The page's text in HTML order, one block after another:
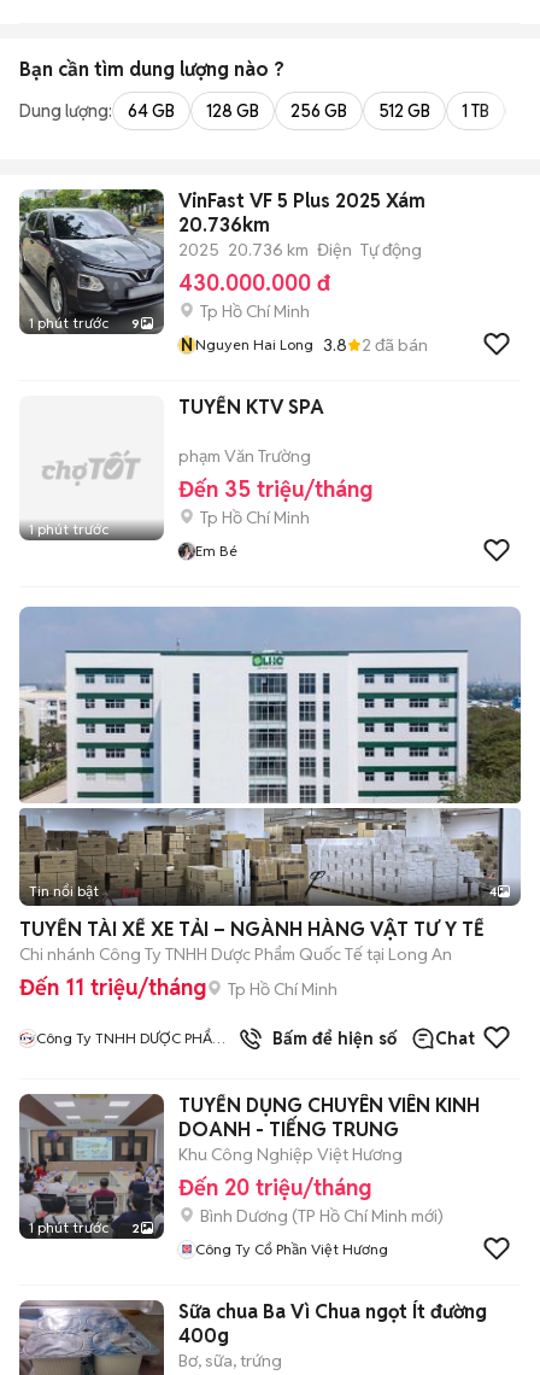
Bạn cần tìm dung lượng nào ?
Dung lượng: 64 GB 128 GB 256 GB 512 GB 1 TB
1 phút trước 9
VinFast VF 5 Plus 2025 Xám
20.736km
2025 20.736 km Điện Tự động
430.000.000 đ
Tp Hồ Chí Minh
NNguyen Hai Long 3.8 2 đã bán
1 phút trước
TUYỂN KTV SPA
phạm Văn Trường
Đến 35 triệu/tháng
Tp Hồ Chí Minh
Em Bé
Tin nổi bật 4
TUYỂN TÀI XẾ XE TẢI – NGÀNH HÀNG VẬT TƯ Y TẾ
Chi nhánh Công Ty TNHH Dược Phẩm Quốc Tế tại Long An
Đến 11 triệu/tháng Tp Hồ Chí Minh
Công Ty TNHH DƯỢC PHẨM
4đã bán
Bấm để hiện số Chat
1 phút trước 2
TUYỂN DỤNG CHUYÊN VIÊN KINH
DOANH - TIẾNG TRUNG
Khu Công Nghiệp Việt Hương
Đến 20 triệu/tháng
Bình Dương (TP Hồ Chí Minh mới)
Công Ty Cổ Phần Việt Hương
Sữa chua Ba Vì Chua ngọt Ít đường
400g
Bơ, sữa, trứng